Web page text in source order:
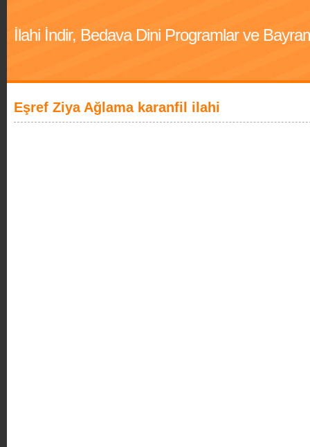
İlahi İndir, Bedava Dini Programlar ve
Eşref Ziya Ağlama karanfil ilahi